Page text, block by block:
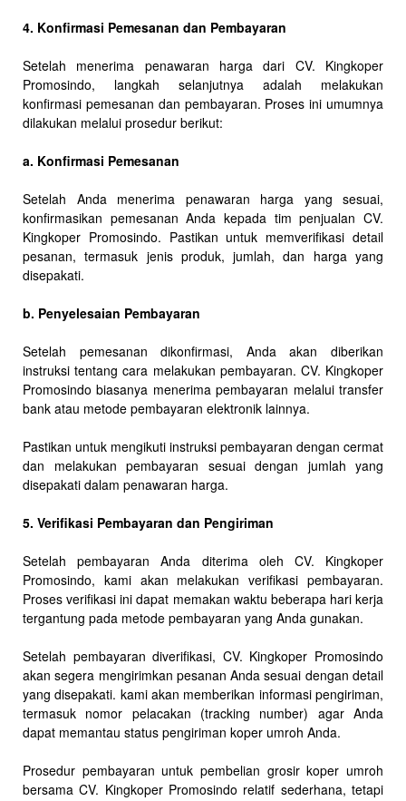
4. Konfirmasi Pemesanan dan Pembayaran
Setelah menerima penawaran harga dari CV. Kingkoper
Promosindo, langkah selanjutnya adalah melakukan
konfirmasi pemesanan dan pembayaran. Proses ini umumnya
dilakukan melalui prosedur berikut:
a. Konfirmasi Pemesanan
Setelah Anda menerima penawaran harga yang sesuai,
konfirmasikan pemesanan Anda kepada tim penjualan CV.
Kingkoper Promosindo. Pastikan untuk memverifikasi detail
pesanan, termasuk jenis produk, jumlah, dan harga yang
disepakati.
b. Penyelesaian Pembayaran
Setelah pemesanan dikonfirmasi, Anda akan diberikan
instruksi tentang cara melakukan pembayaran. CV. Kingkoper
Promosindo biasanya menerima pembayaran melalui transfer
bank atau metode pembayaran elektronik lainnya.
Pastikan untuk mengikuti instruksi pembayaran dengan cermat
dan melakukan pembayaran sesuai dengan jumlah yang
disepakati dalam penawaran harga.
5. Verifikasi Pembayaran dan Pengiriman
Setelah pembayaran Anda diterima oleh CV. Kingkoper
Promosindo, kami akan melakukan verifikasi pembayaran.
Proses verifikasi ini dapat memakan waktu beberapa hari kerja
tergantung pada metode pembayaran yang Anda gunakan.
Setelah pembayaran diverifikasi, CV. Kingkoper Promosindo
akan segera mengirimkan pesanan Anda sesuai dengan detail
yang disepakati. kami akan memberikan informasi pengiriman,
termasuk nomor pelacakan (tracking number) agar Anda
dapat memantau status pengiriman koper umroh Anda.
Prosedur pembayaran untuk pembelian grosir koper umroh
bersama CV. Kingkoper Promosindo relatif sederhana, tetapi